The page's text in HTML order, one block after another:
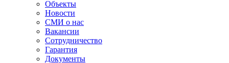
Объекты
Новости
СМИ о нас
Вакансии
Сотрудничество
Гарантия
Документы